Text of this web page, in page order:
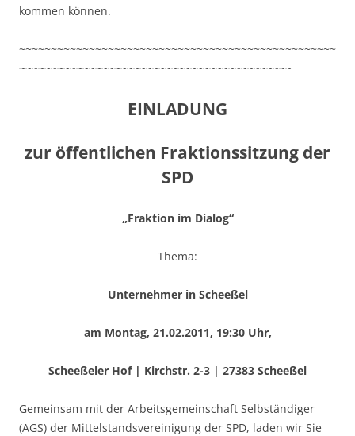
kommen können.
~~~~~~~~~~~~~~~~~~~~~~~~~~~~~~~~~~~~~~~~~~~~~~~~~~
~~~~~~~~~~~~~~~~~~~~~~~~~~~~~~~~~~~~~~~~~~~
EINLADUNG
zur öffentlichen Fraktionssitzung der
SPD
„Fraktion im Dialog“
Thema:
Unternehmer in Scheeßel
am Montag, 21.02.2011, 19:30 Uhr,
Scheeßeler Hof | Kirchstr. 2-3 | 27383 Scheeßel
Gemeinsam mit der Arbeitsgemeinschaft Selbständiger
(AGS) der Mittelstandsvereinigung der SPD, laden wir Sie